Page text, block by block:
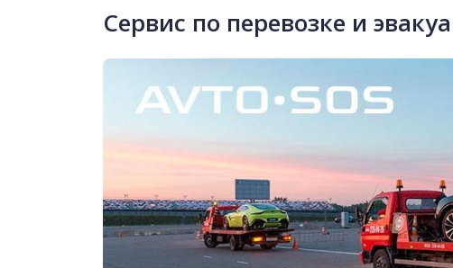
Сервис по перевозке и